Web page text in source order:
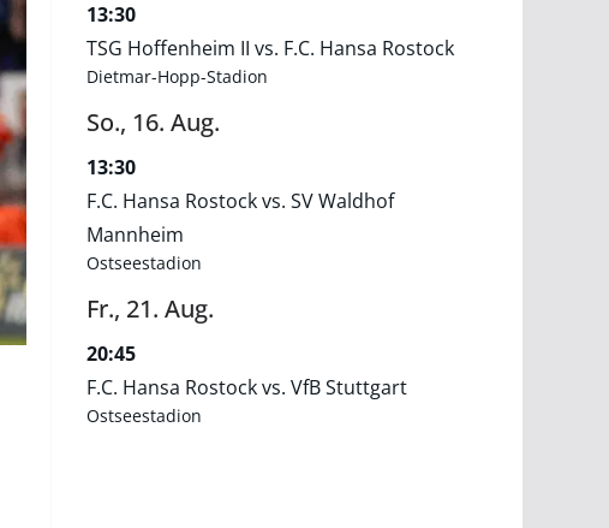
13:30
TSG Hoffenheim II vs. F.C. Hansa Rostock
Dietmar-Hopp-Stadion
So., 16. Aug.
13:30
F.C. Hansa Rostock vs. SV Waldhof
Mannheim
Ostseestadion
Fr., 21. Aug.
20:45
F.C. Hansa Rostock vs. VfB Stuttgart
Ostseestadion